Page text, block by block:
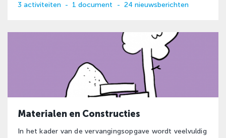
3 activiteiten - 1 document - 24 nieuwsberichten
Materialen en Constructies
In het kader van de vervangingsopgave wordt veelvuldig